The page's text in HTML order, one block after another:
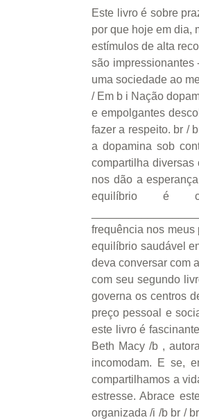
Este livro é sobre
por que hoje em dia,
estímulos de alta
são impressionantes
uma sociedade ao
/ Em b i Nação
e empolgantes
fazer a respeito. br /
a dopamina sob
compartilha diversas
nos dão a
equilíbrio é
frequência nos
equilíbrio saudável
deva conversar com
com seu segundo
governa os centros
preço pessoal e
este livro é
Beth Macy /b ,
incomodam. E se,
compartilhamos a
estresse. Abrace
organizada /i /b br /